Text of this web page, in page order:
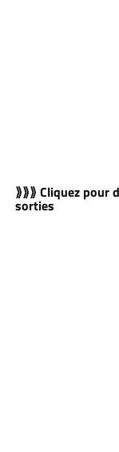
⟫⟫⟫ Cliquez pour
sorties